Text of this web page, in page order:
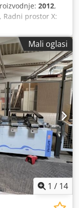
2012,
, Radni prostor X:
vreteno s 4
jedinica za
Svrdla za
bušenje
1 pozicijom
Linearni
sustav za
s 10 letvi Uređaj
Softver:
upravljanje
prostirke
izlaza)
Um Nzs
Mali oglasi
1 / 14